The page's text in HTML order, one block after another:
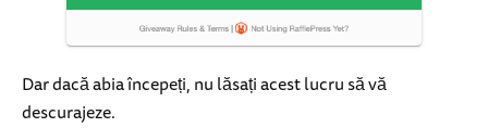
Dar dacă abia începeți, nu lăsați acest lucru să vă
descurajeze.